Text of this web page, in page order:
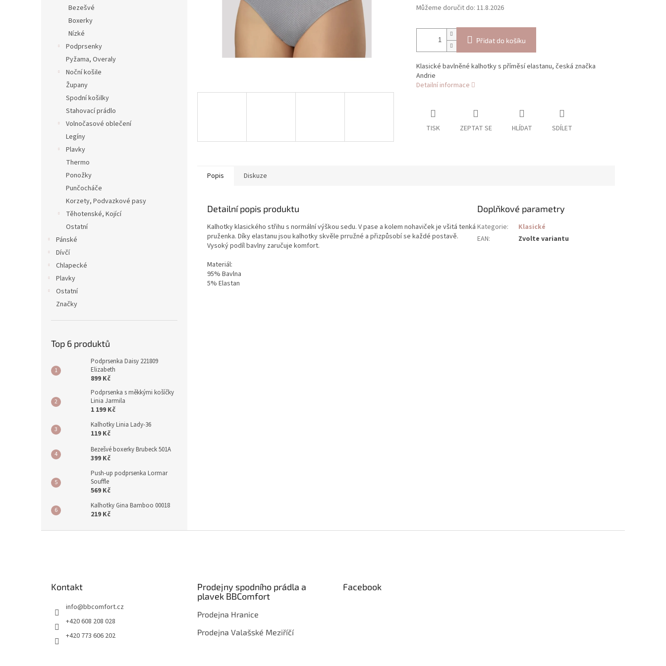
Bezešvé
Boxerky
Nízké
Podprsenky
Pyžama, Overaly
Noční košile
Župany
Spodní košilky
Stahovací prádlo
Volnočasové oblečení
Legíny
Plavky
Thermo
Ponožky
Punčocháče
Korzety, Podvazkové pasy
Těhotenské, Kojící
Ostatní
Pánské
Dívčí
Chlapecké
Plavky
Ostatní
Značky
Top 6 produktů
Podprsenka Daisy 221809
Elizabeth
899 Kč
Podprsenka s měkkými košíčky
Linia Jarmila
1 199 Kč
Kalhotky Linia Lady-36
119 Kč
Bezešvé boxerky Brubeck 501A
399 Kč
Push-up podprsenka Lormar
Souffle
569 Kč
Kalhotky Gina Bamboo 00018
219 Kč
Můžeme doručit do: 11.8.2026
Přidat do košíku
Klasické bavlněné kalhotky s příměsí elastanu, česká značka
Andrie
Detailní informace
TISK ZEPTAT SE HLÍDAT SDÍLET
Popis Diskuze
Detailní popis produktu
Kalhotky klasického střihu s normální výškou sedu. V pase a kolem nohaviček je všitá tenká
pruženka. Díky elastanu jsou kalhotky skvěle prružné a přizpůsobí se každé postavě.
Vysoký podíl bavlny zaručuje komfort.
Materiál:
95% Bavlna
5% Elastan
Doplňkové parametry
Kategorie:
Klasické
EAN: Zvolte variantu
Kontakt
info@bbcomfort.cz
+420 608 208 028
+420 773 606 202
Prodejny spodního prádla a
plavek BBComfort
Prodejna Hranice
Prodejna Valašské Meziříčí
Facebook